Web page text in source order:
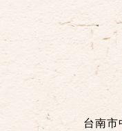
台南